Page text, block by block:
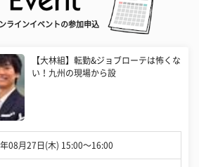
ラインイベントの参加申込
【大林組】転勤&ジョブローテは怖くな
い！九州の現場から設
08月27日(木) 15:00〜16:00